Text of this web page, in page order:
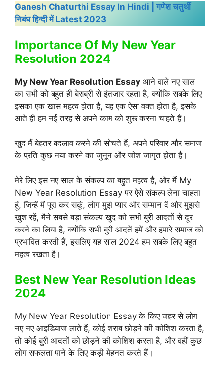
Ganesh Chaturthi Essay In Hindi | गणेश चतुर्थी
निबंध हिन्दी में Latest 2023
Importance Of My New Year
Resolution 2024
My New Year Resolution Essay आने वाले नए साल
का सभी को बहुत ही बेसब्री से इंतजार रहता है, क्योंकि सबके लिए
इसका एक खास महत्व होता है, यह एक ऐसा वक्त होता है, इसके
आते ही हम नई तरह से अपने काम को शुरू करना चाहते हैं।
खुद मैं बेहतर बदलाव करने की सोचते हैं, अपने परिवार और समाज
के प्रति कुछ नया करने का जुनून और जोश जागृत होता है।
मेरे लिए इस नए साल के संकल्प का बहुत महत्व है, और मैं My
New Year Resolution Essay पर ऐसे संकल्प लेना चाहता
हूं, जिन्हें मैं पूरा कर सकूं, लोग मुझे प्यार और सम्मान दें और मुझसे
खुश रहें, मैने सबसे बड़ा संकल्प खुद को सभी बुरी आदतों से दूर
करने का लिया है, क्योंकि सभी बुरी आदतें हमें और हमारे समाज को
प्रभावित करती हैं, इसलिए यह साल 2024 हम सबके लिए बहुत
महत्व रखता है।
Best New Year Resolution Ideas
2024
My New Year Resolution Essay के किए जहर से लोग
नए नए आइडियाज लाते हैं, कोई शराब छोड़ने की कोशिश करता है,
तो कोई बुरी आदतों को छोड़ने की कोशिश करता है, और वहीं कुछ
लोग सफलता पाने के लिए कड़ी मेहनत करते हैं।